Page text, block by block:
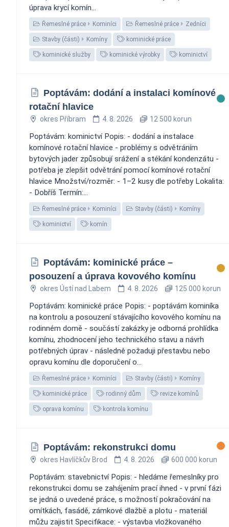
úprava krycí komín...
Řemeslné práce Kominíci Řemeslné práce Zedníci
Stavby (části) Komíny kominické práce
kominické služby kominické výrobky kominictví
Poptávám: dodání a instalaci komínové
rotační hlavice
okres Příbram 4. 8. 2026 12 500 korun
Poptávám: kominictví Popis: - dodání a instalace
komínové rotační hlavice - problémy s odvětráním
bytových jader způsobují srážení a stékání kondenzátu -
potřeba je zlepšit odvětrání pomocí komínové rotační
hlavice Množství/rozměr: - 1–2 kusy dle potřeby Lokalita:
- Dobříš Termín:...
Řemeslné práce Kominíci Stavby (části) Komíny
kominictví komín
Poptávám: kominické práce –
posouzení a úprava kovového komínu
okres Ústí nad Labem 4. 8. 2026 125 000 korun
Poptávám: kominické práce Popis: - poptávám kominíka
na kontrolu a posouzení stávajícího kovového komínu na
rodinném domě - součástí zakázky je odborná prohlídka
komínu, zhodnocení jeho technického stavu a návrh
potřebných úprav - následně požaduji přestavbu nebo
opravu komínu dle doporučení o...
Řemeslné práce Kominíci Stavby (části) Komíny
kominické práce rodinný dům revize komínů
oprava komínu kontrola komínu
Poptávám: rekonstrukci domu
okres Havlíčkův Brod 4. 8. 2026 600 000 korun
Poptávám: stavebnictví Popis: - hledáme řemeslníky pro
rekonstrukci domu se zahájením prací ihned - v první fázi
se jedná o uvedené práce, s možností pokračování na
omítkách, fasádě, zámkové dlažbě a plotu - materiál
můžu zajistit Specifikace: - výstavba vložkovaného